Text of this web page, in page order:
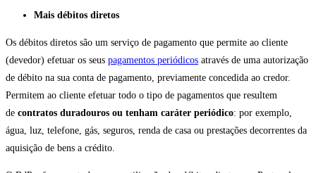
Mais débitos diretos
Os débitos diretos são um serviço de pagamento que permite ao cliente
(devedor) efetuar os seus pagamentos periódicos através de uma autorização
de débito na sua conta de pagamento, previamente concedida ao credor.
Permitem ao cliente efetuar todo o tipo de pagamentos que resultem
de contratos duradouros ou tenham caráter periódico: por exemplo,
água, luz, telefone, gás, seguros, renda de casa ou prestações decorrentes da
aquisição de bens a crédito.